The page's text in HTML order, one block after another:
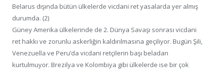
Belarus dışında bütün ülkelerde vicdani ret yasalarda yer almış
durumda. (2)
Güney Amerika ülkelerinde de 2. Dünya Savaşı sonrası vicdani
ret hakkı ve zorunlu askerliğin kaldırılmasına geçiliyor. Bugün Şili,
Venezuella ve Peru’da vicdani retçilerin başı beladan
kurtulmuyor. Brezilya ve Kolombiya gibi ülkelerde ise bir çok